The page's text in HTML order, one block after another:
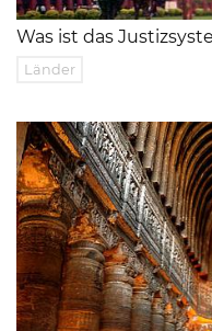
Was ist das
Länder